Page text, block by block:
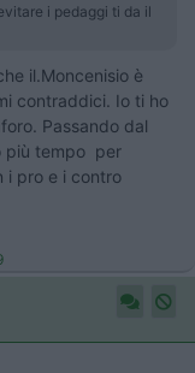
i pedaggi ti da il
il.Moncenisio è
contraddici. Io ti ho
Passando dal
più tempo per
i pro e i contro